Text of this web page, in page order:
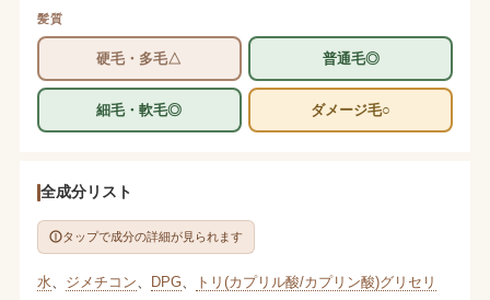
髪質
硬毛・多毛△ 普通毛◎
細毛・軟毛◎ ダメージ毛○
全成分リスト
タップで成分の詳細が見られます
水 ジメチコン DPG、
トリ(カプリル酸/カプリン酸)グリセリ